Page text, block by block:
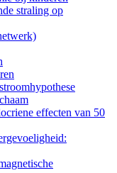
straling op
effecten van 50